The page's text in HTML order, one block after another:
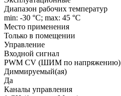
Диапазон рабочих температур
min: -30 °C; max: 45 °C
Место применения
Только в помещении
Управление
Входной сигнал
PWM СV (ШИМ по напряжению)
Диммируемый(ая)
Да
Каналы управления